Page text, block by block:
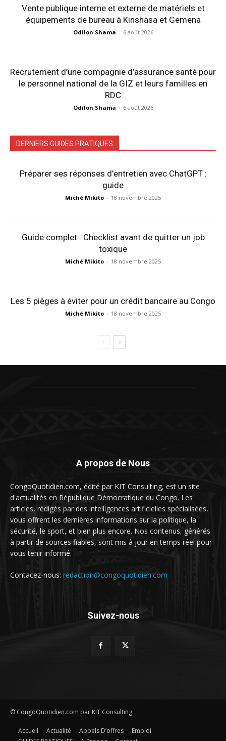
Vente publique interne et externe de matériels et
équipements de bureau à Kinshasa et Gemena
Odilon Shama - 6 août 2026
Recrutement d’une compagnie d’assurance santé pour
le personnel national de la GIZ et leurs familles en
RDC
Odilon Shama - 6 août 2026
DERNIERS GUIDES PRATIQUES
Préparer ses réponses d’entretien avec ChatGPT :
guide
Miché Mikito - 18 novembre 2025
Guide complet : Checklist avant de quitter un job
toxique
Miché Mikito - 18 novembre 2025
Les 5 pièges à éviter pour un crédit bancaire au Congo
Miché Mikito - 18 novembre 2025
A propos de Nous
CongoQuotidien.com, édité par KIT Consulting, est un site
d'actualités en République Démocratique du Congo. Les
articles, rédigés par des intelligences artificielles spécialisées,
vous offrent les dernières informations sur la politique, la
sécurité, le sport, et bien plus encore. Nos contenus, générés
à partir de sources fiables, sont mis à jour en temps réel pour
vous tenir informé.
Contacez-nous: redaction@congoquotidien.com
Suivez-nous
© CongoQuotidien.com par KIT Consulting
Accueil Actualité Appels D’offres
Emploi